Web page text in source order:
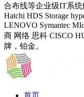
合布线等企业级IT系
Hatchi HDS Storage
LENOVO Symantec
商 网络 思科 CISCO
牌，铂金。
首页